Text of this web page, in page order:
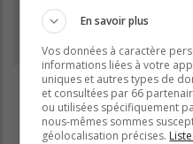
Vous ne pouvez pas effectuer
En savoir plus
Vos données à caractère
informations liées à votre
uniques et autres types de
et consultées par 66
ou utilisées spécifiquement
nous-mêmes sommes
géolocalisation précises.